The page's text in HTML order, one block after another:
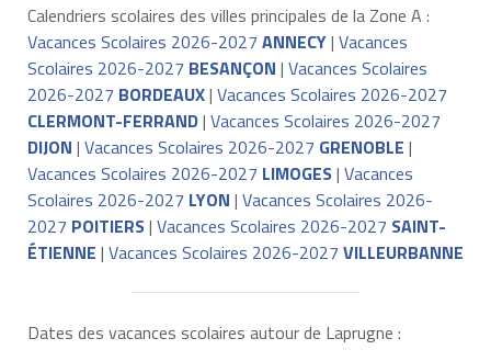
Calendriers scolaires des villes principales de la Zone A :
Vacances Scolaires 2026-2027 ANNECY| Vacances
Scolaires 2026-2027 BESANÇON | Vacances Scolaires
2026-2027 BORDEAUX| Vacances Scolaires 2026-2027
CLERMONT-FERRAND| Vacances Scolaires 2026-2027
DIJON | Vacances Scolaires 2026-2027 GRENOBLE |
Vacances Scolaires 2026-2027 LIMOGES| Vacances
Scolaires 2026-2027 LYON | Vacances Scolaires 2026-
2027 POITIERS| Vacances Scolaires 2026-2027 SAINT-
ÉTIENNE | Vacances Scolaires 2026-2027 VILLEURBANNE
Dates des vacances scolaires autour de Laprugne :